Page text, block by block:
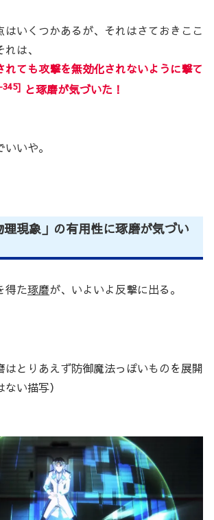
はいくつかあるが、それはさておきここ
は、
れても攻撃を無効化されないように撃て
と琢磨が気づいた！
いや。
現象」の有用性に琢磨が気づい
得た琢磨が、いよいよ反撃に出る。
はとりあえず防御魔法っぽいものを展開
い描写）